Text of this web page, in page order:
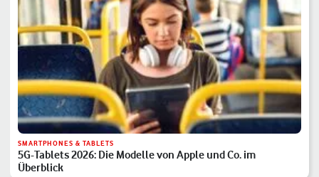
SMARTPHONES & TABLETS
5G-Tablets 2026: Die Modelle von Apple und Co. im
Überblick